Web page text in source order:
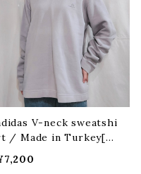
V-neck sweatshi
/ Made in Turkey[m-
ック スウェット